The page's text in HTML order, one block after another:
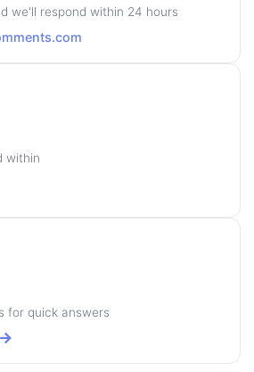
we'll respond within 24 hours
within
for quick answers